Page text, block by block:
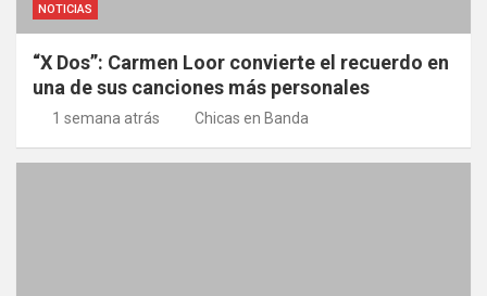
NOTICIAS
“X Dos”: Carmen Loor convierte el recuerdo en
una de sus canciones más personales
1 semana atrás Chicas en Banda